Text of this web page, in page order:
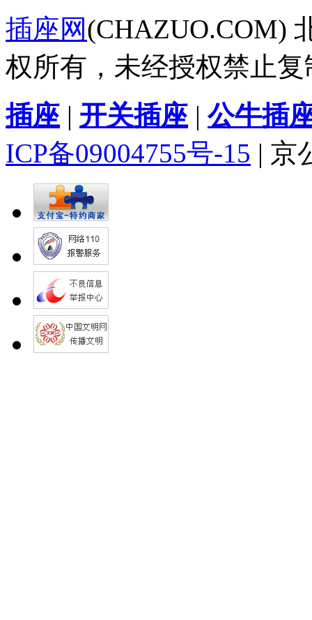
插座网(CHAZUO.COM)
权所有，未经授权禁止
插座 | 开关插座 | 公牛插
ICP备09004755号-15 | 京